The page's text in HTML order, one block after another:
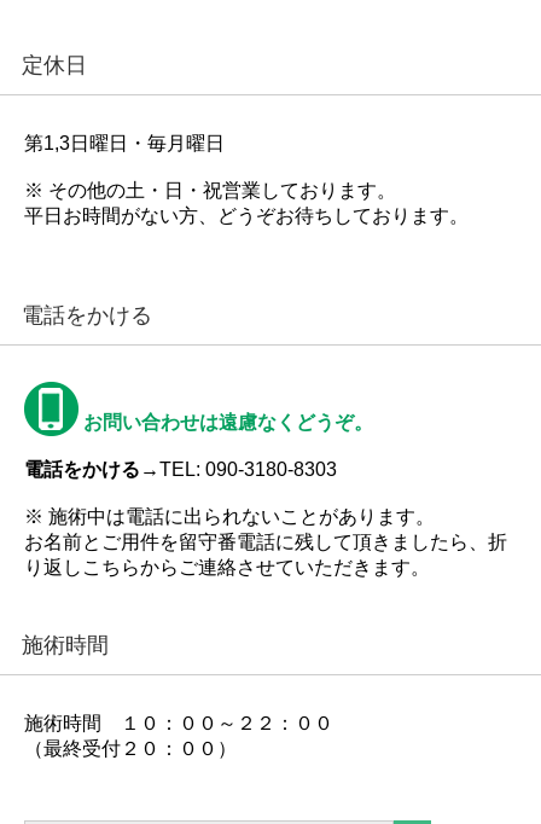
定休日
第1,3日曜日・毎月曜日
※ その他の土・日・祝営業しております。
平日お時間がない方、どうぞお待ちしております。
電話をかける
お問い合わせは遠慮なくどうぞ。
電話をかける→TEL: 090-3180-8303
※ 施術中は電話に出られないことがあります。
お名前とご用件を留守番電話に残して頂きましたら、折
り返しこちらからご連絡させていただきます。
施術時間
施術時間 １０：００～２２：００
（最終受付２０：００）